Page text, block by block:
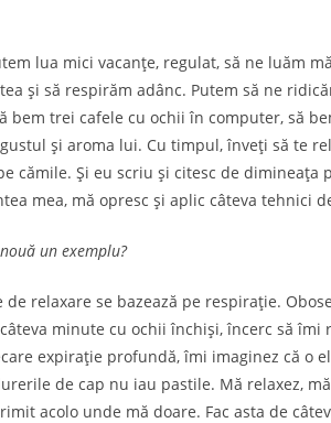
lua mici vacanţe, regulat, să ne luăm
şi să respirăm adânc. Putem să ne
bem trei cafele cu ochii în computer, să
şi aroma lui. Cu timpul, înveţi să te
cămile. Şi eu scriu şi citesc de dimineaţa
mea, mă opresc şi aplic câte­va tehnici
un exemplu?
de relaxare se bazează pe respi­raţie.
minute cu ochii închişi, încerc să
expiraţie profundă, îmi imagi­nez că o
de cap nu iau pastile. Mă relaxez,
acolo unde mă doare. Fac asta de